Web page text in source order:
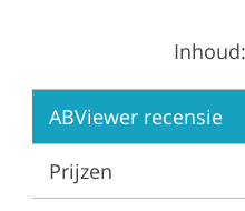
Inhoud:
ABViewer recensie
Prijzen